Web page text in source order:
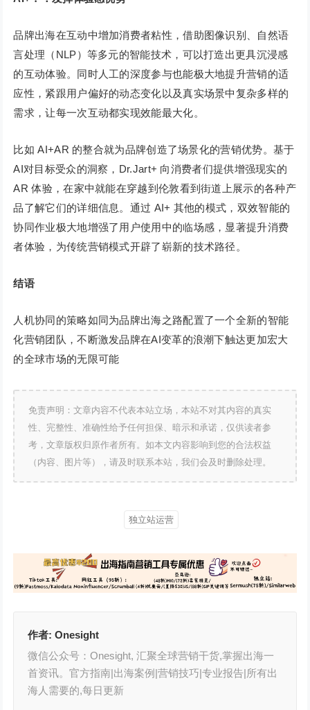
品牌出海在互动中增加消费者粘性，借助图像识别、自然语
言处理（NLP）等多元的智能技术，可以打造出更具沉浸感
的互动体验。同时人工的深度参与也能极大地提升营销的适
应性，紧跟用户偏好的动态变化以及真实场景中复杂多样的
需求，让每一次互动都实现效能最大化。
比如 AI+AR 的整合就为品牌创造了场景化的营销优势。基于
AI对目标受众的洞察，Dr.Jart+ 向消费者们提供增强现实的
AR 体验，在家中就能在穿越到伦敦看到街道上展示的各种产
品了解它们的详细信息。通过 AI+ 其他的模式，双效智能的
协同作业极大地增强了用户使用中的临场感，显著提升消费
者体验，为传统营销模式开辟了崭新的技术路径。
结语
人机协同的策略如同为品牌出海之路配置了一个全新的智能
化营销团队，不断激发品牌在AI变革的浪潮下触达更加宏大
的全球市场的无限可能
免责声明：文章内容不代表本站立场，本站不对其内容的真实
性、完整性、准确性给予任何担保、暗示和承诺，仅供读者参
考，文章版权归原作者所有。如本文内容影响到您的合法权益
（内容、图片等），请及时联系本站，我们会及时删除处理。
独立站运营
作者:Onesight
微信公众号：Onesight, 汇聚全球营销干货,掌握出海一
首资讯。官方指南|出海案例|营销技巧|专业报告|所有出
海人需要的,每日更新